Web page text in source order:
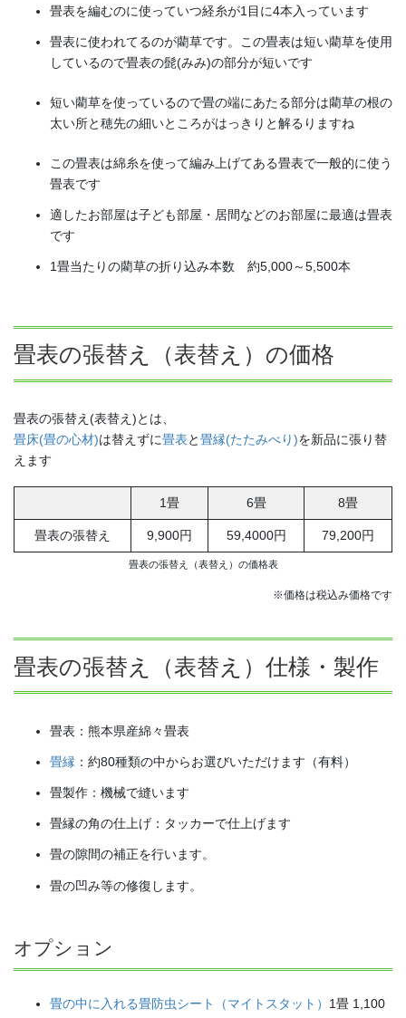
畳表を編むのに使っていつ経糸が1目に4本入っています
畳表に使われてるのが藺草です。この畳表は短い藺草を使用
しているので畳表の髭(みみ)の部分が短いです
短い藺草を使っているので畳の端にあたる部分は藺草の根の
太い所と穂先の細いところがはっきりと解るりますね
この畳表は綿糸を使って編み上げてある畳表で一般的に使う
畳表です
適したお部屋は子ども部屋・居間などのお部屋に最適は畳表
です
1畳当たりの藺草の折り込み本数 約5,000～5,500本
畳表の張替え（表替え） の価格
畳表の張替え(表替え)とは、
畳床(畳の心材)は替えずに畳表と畳縁(たたみべり)を新品に張り替
えます
1畳 6畳 8畳
畳表の張替え 9,900円 59,4000円 79,200円
畳表の張替え（表替え）の価格表
※価格は税込み価格です
畳表の張替え（表替え）仕様・製作
畳表：熊本県産綿々畳表
畳縁 ：約80種類の中からお選びいただけます（有料）
畳製作：機械で縫います
畳縁の角の仕上げ：タッカーで仕上げます
畳の隙間の補正を行います。
畳の凹み等の修復します。
オプション
畳の中に入れる畳防虫シート（マイトスタット） 1畳 1,100